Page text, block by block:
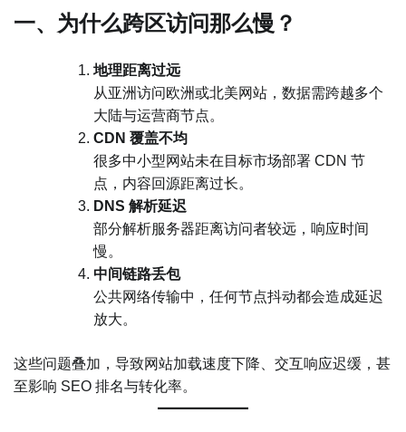
一、为什么跨区访问那么慢？
地理距离过远
从亚洲访问欧洲或北美网站，数据需跨越多个
大陆与运营商节点。
CDN 覆盖不均
很多中小型网站未在目标市场部署 CDN 节
点，内容回源距离过长。
DNS 解析延迟
部分解析服务器距离访问者较远，响应时间
慢。
中间链路丢包
公共网络传输中，任何节点抖动都会造成延迟
放大。
这些问题叠加，导致网站加载速度下降、交互响应迟缓，甚
至影响 SEO 排名与转化率。